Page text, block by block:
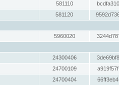
581110
581120
5960020
24300406
24700109
24700404